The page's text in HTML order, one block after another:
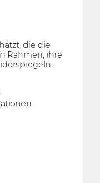
die die
Rahmen, ihre